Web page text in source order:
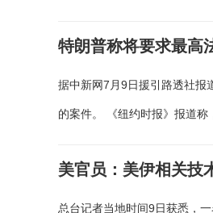
特朗普称将要求最高
据中新网7月9日援引路透社报
的案件。 《纽约时报》报道称
美官员：美伊相关技
总台记者当地时间9日获悉，